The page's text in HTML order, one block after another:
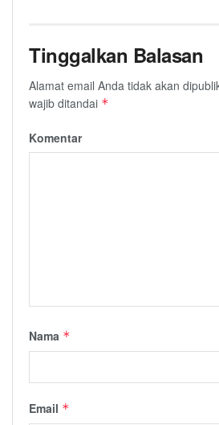
Tinggalkan Balasan
Alamat email Anda tidak akan
wajib ditandai *
Komentar
Nama *
Email *